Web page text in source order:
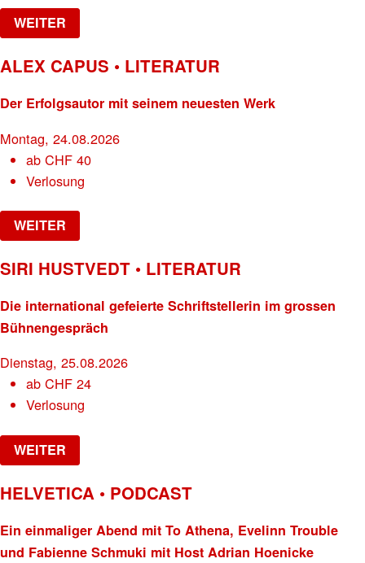
WEITER
ALEX CAPUS • LITERATUR
Der Erfolgsautor mit seinem neuesten Werk
Montag, 24.08.2026
abCHF 40
Verlosung
WEITER
SIRI HUSTVEDT • LITERATUR
Die international gefeierte Schriftstellerin im grossen
Bühnengespräch
Dienstag, 25.08.2026
abCHF 24
Verlosung
WEITER
HELVETICA • PODCAST
Ein einmaliger Abend mit To Athena, Evelinn Trouble
und Fabienne Schmuki mit Host Adrian Hoenicke